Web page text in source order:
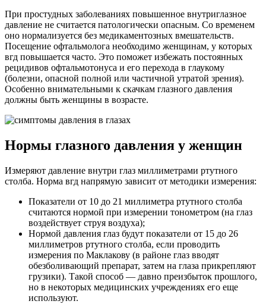
При простудных заболеваниях повышенное внутриглазное
давление не считается патологически опасным. Со временем
оно нормализуется без медикаментозных вмешательств.
Посещение офтальмолога необходимо женщинам, у которых
вгд повышается часто. Это поможет избежать постоянных
рецидивов офтальмотонуса и его перехода в глаукому
(болезни, опасной полной или частичной утратой зрения).
Особенно внимательными к скачкам глазного давления
должны быть женщины в возрасте.
Нормы глазного давления у женщин
Измеряют давление внутри глаз миллиметрами ртутного
столба. Норма вгд напрямую зависит от методики измерения:
Показатели от 10 до 21 миллиметра ртутного столба
считаются нормой при измерении тонометром (на глаз
воздействует струя воздуха);
Нормой давления глаз будут показатели от 15 до 26
миллиметров ртутного столба, если проводить
измерения по Маклакову (в районе глаз вводят
обезболивающий препарат, затем на глаза прикрепляют
грузики). Такой способ — давно преизбыток прошлого,
но в некоторых медицинских учреждениях его еще
используют.